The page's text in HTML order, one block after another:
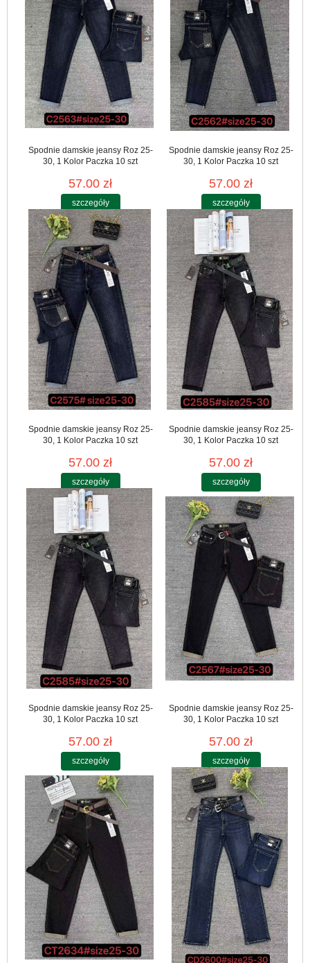
Spodnie damskie jeansy Roz 25-
30, 1 Kolor Paczka 10 szt
57.00 zł
szczegóły
Spodnie damskie jeansy Roz 25-
30, 1 Kolor Paczka 10 szt
57.00 zł
szczegóły
Spodnie damskie jeansy Roz 25-
30, 1 Kolor Paczka 10 szt
57.00 zł
szczegóły
Spodnie damskie jeansy Roz 25-
30, 1 Kolor Paczka 10 szt
57.00 zł
szczegóły
Spodnie damskie jeansy Roz 25-
30, 1 Kolor Paczka 10 szt
57.00 zł
szczegóły
Spodnie damskie jeansy Roz 25-
30, 1 Kolor Paczka 10 szt
57.00 zł
szczegóły